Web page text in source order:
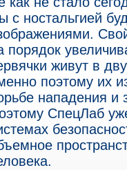
с ностальгией
порядок
живут в
поэтому их
нападения и
СпецЛаб